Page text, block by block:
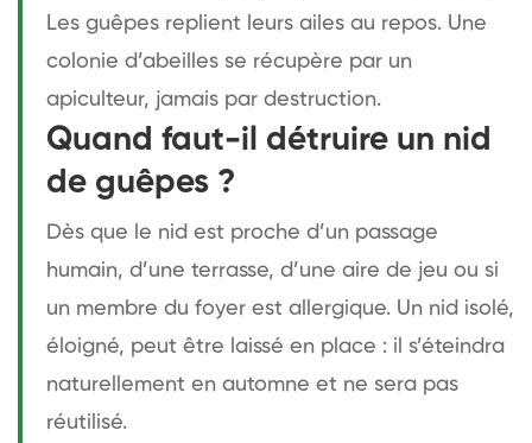
Les guêpes replient leurs ailes au repos. Une
colonie d’abeilles se récupère par un
apiculteur, jamais par destruction.
Quand faut-il détruire un nid
de guêpes ?
Dès que le nid est proche d’un passage
humain, d’une terrasse, d’une aire de jeu ou si
un membre du foyer est allergique. Un nid isolé,
éloigné, peut être laissé en place : il s’éteindra
naturellement en automne et ne sera pas
réutilisé.